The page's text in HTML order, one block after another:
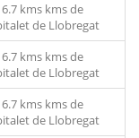
6.7 kms kms de
de Llobregat
6.7 kms kms de
de Llobregat
6.7 kms kms de
de Llobregat